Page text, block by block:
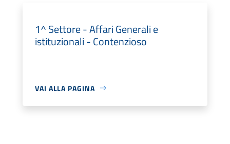
1^ Settore - Affari Generali e
istituzionali - Contenzioso
VAI ALLA PAGINA